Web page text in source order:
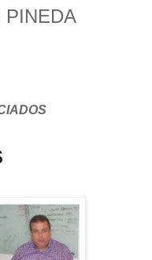
PINEDA